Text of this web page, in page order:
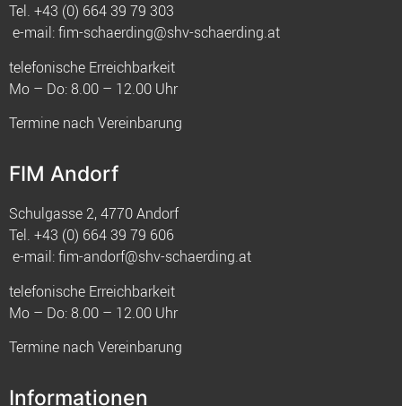
Tel. +43 (0) 664 39 79 303
e-mail:fim-schaerding@shv-schaerding.at
telefonische Erreichbarkeit
Mo – Do: 8.00 – 12.00 Uhr
Termine nach Vereinbarung
FIM Andorf
Schulgasse 2, 4770 Andorf
Tel. +43 (0) 664 39 79 606
e-mail:fim-andorf@shv-schaerding.at
telefonische Erreichbarkeit
Mo – Do: 8.00 – 12.00 Uhr
Termine nach Vereinbarung
Informationen